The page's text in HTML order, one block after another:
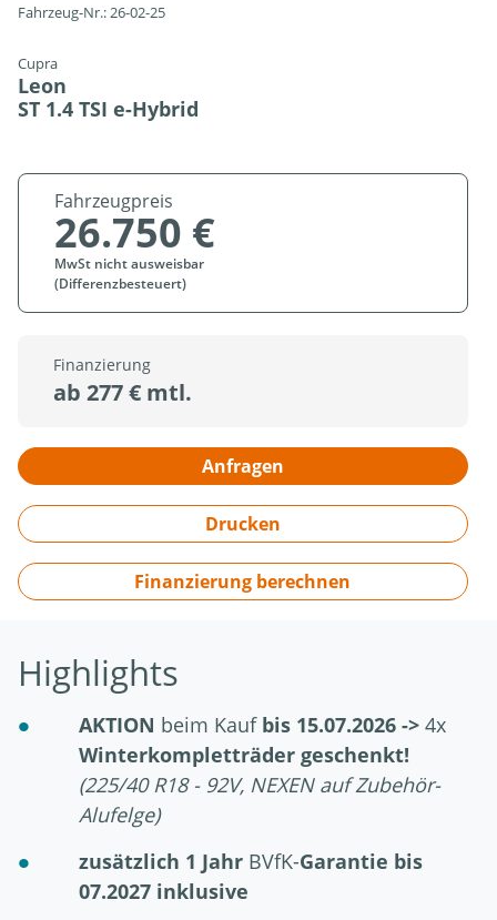
Fahrzeug-Nr.: 26-02-25
Cupra
Leon
ST 1.4 TSI e-Hybrid
Fahrzeugpreis
26.750 €
MwSt nicht ausweisbar
(Differenzbesteuert)
Finanzierung
ab 277 € mtl.
Anfragen
Drucken
Finanzierung berechnen
Highlights
AKTION beim Kaufbis 15.07.2026 -> 4x
Winterkompletträder geschenkt!
(225/40 R18 - 92V, NEXEN auf Zubehör-
Alufelge)
zusätzlich 1 JahrBVfK-Garantie bis
07.2027 inklusive